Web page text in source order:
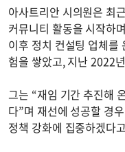
아사트리안 시의원은 최
커뮤니티 활동을 시작하
이후 정치 컨설팅 업체를
험을 쌓았고, 지난 2022
그는 “재임 기간 추진해
다”며 재선에 성공할 경
정책 강화에 집중하겠다